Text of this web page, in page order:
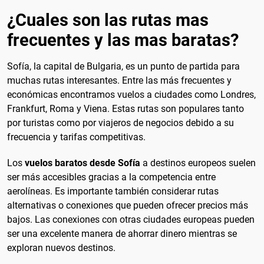
¿Cuales son las rutas mas
frecuentes y las mas baratas?
Sofía, la capital de Bulgaria, es un punto de partida para
muchas rutas interesantes. Entre las más frecuentes y
económicas encontramos vuelos a ciudades como Londres,
Frankfurt, Roma y Viena. Estas rutas son populares tanto
por turistas como por viajeros de negocios debido a su
frecuencia y tarifas competitivas.
Los vuelos baratos desde Sofía a destinos europeos suelen
ser más accesibles gracias a la competencia entre
aerolíneas. Es importante también considerar rutas
alternativas o conexiones que pueden ofrecer precios más
bajos. Las conexiones con otras ciudades europeas pueden
ser una excelente manera de ahorrar dinero mientras se
exploran nuevos destinos.